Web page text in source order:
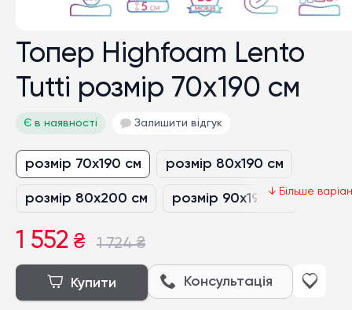
Топер Highfoam Lento
Tutti розмір 70x190 см
Є в наявності Залишити відгук
розмір 70x190 см розмір 80x190 см
розмір 80x200 см розмір 90x190 см
розмір 90x200 см
нестандартний розмір грн/кв.м
розмір 120x190 см розмір 120x200 см
1 552 ₴ 1 724₴
Купити Консультація